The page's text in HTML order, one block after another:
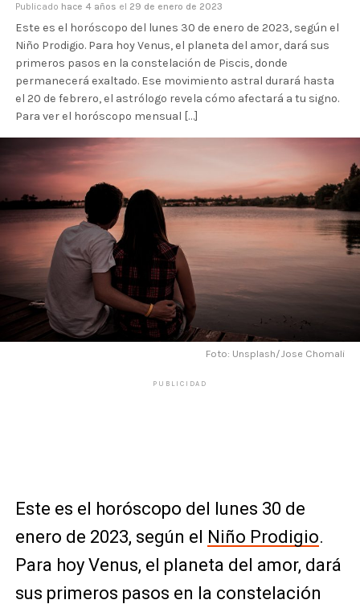
Publicado hace 4 años el 29 de enero de 2023
Este es el horóscopo del lunes 30 de enero de 2023, según el
Niño Prodigio. Para hoy Venus, el planeta del amor, dará sus
primeros pasos en la constelación de Piscis, donde
permanecerá exaltado. Ese movimiento astral durará hasta
el 20 de febrero, el astrólogo revela cómo afectará a tu signo.
Para ver el horóscopo mensual […]
Foto: Unsplash/Jose Chomali
PUBLICIDAD
Este es el horóscopo del lunes 30 de
enero de 2023, según el Niño Prodigio.
Para hoy Venus, el planeta del amor, dará
sus primeros pasos en la constelación